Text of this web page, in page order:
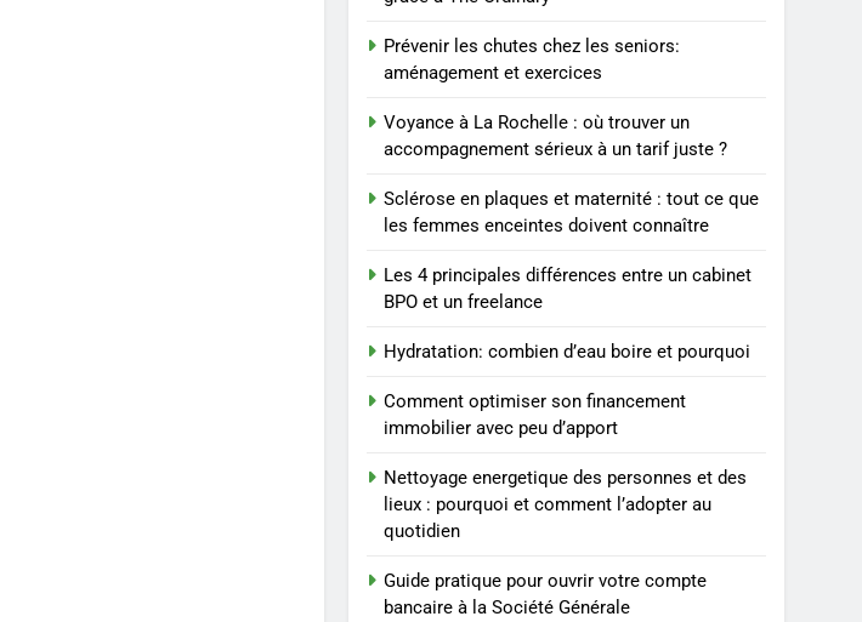
une entreprise solide
3
Maigrir efficacement
grâce aux substituts de
repas : guide et conseils
BIEN ÊTRE
4
Postures de yoga
du poids rapidement et
BIEN ÊTRE
Infection chronique de
l’oreille : tout ce qu’il faut
savoir sur les
SANTÉ
Les secrets révélés pour
une peau éclatante grâce
Prévenir les chutes chez les seniors:
aménagement et exercices
Voyance à La Rochelle : où trouver un
accompagnement sérieux à un tarif juste ?
Sclérose en plaques et maternité : tout ce que
les femmes enceintes doivent connaître
Les 4 principales différences entre un cabinet
BPO et un freelance
Hydratation: combien d’eau boire et pourquoi
Comment optimiser son financement
immobilier avec peu d’apport
Nettoyage energetique des personnes et des
lieux : pourquoi et comment l’adopter au
quotidien
Guide pratique pour ouvrir votre compte
bancaire à la Société Générale